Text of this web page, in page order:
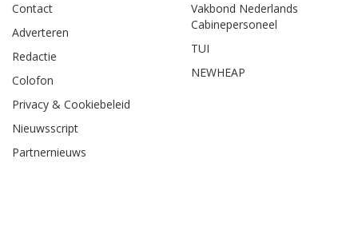
Contact
Adverteren
Redactie
Colofon
Privacy & Cookiebeleid
Nieuwsscript
Partnernieuws
Vakbond Nederlands
Cabinepersoneel
TUI
NEWHEAP